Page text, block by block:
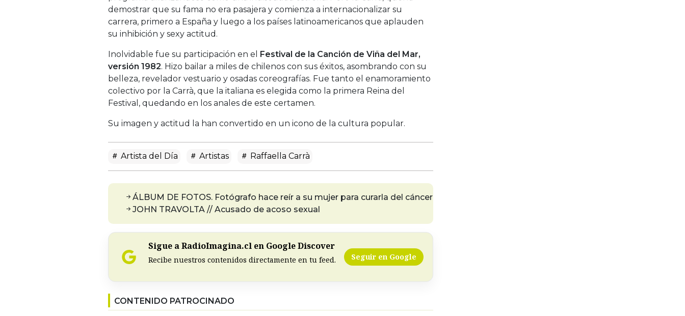
demostrar que su fama no era pasajera y comienza a internacionalizar su
carrera, primero a España y luego a los países latinoamericanos que aplauden
su inhibición y sexy actitud.
Inolvidable fue su participación en el Festival de la Canción de Viña del Mar,
versión 1982. Hizo bailar a miles de chilenos con sus éxitos, asombrando con su
belleza, revelador vestuario y osadas coreografías. Fue tanto el enamoramiento
colectivo por la Carrà, que la italiana es elegida como la primera Reina del
Festival, quedando en los anales de este certamen.
Su imagen y actitud la han convertido en un icono de la cultura popular.
Artista del Día Artistas Raffaella Carrà
ÁLBUM DE FOTOS. Fotógrafo hace reír a su mujer para curarla del cáncer
JOHN TRAVOLTA // Acusado de acoso sexual
Sigue a RadioImagina.cl en Google Discover
Recibe nuestros contenidos directamente en tu feed. Seguir en Google
CONTENIDO PATROCINADO